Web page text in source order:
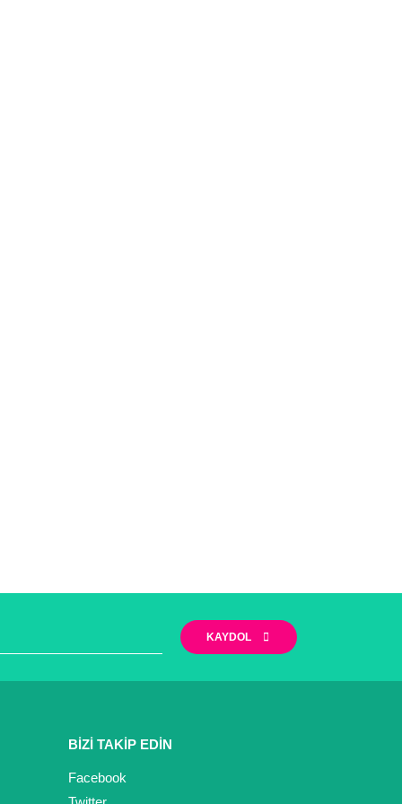
KAYDOL
BİZİ TAKİP EDİN
Facebook